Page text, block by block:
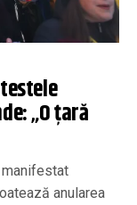
„O țară
anularea